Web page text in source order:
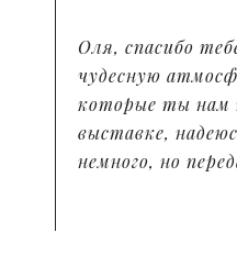
Оля, спасибо
чудесную
которые ты нам
выставке,
немного, но